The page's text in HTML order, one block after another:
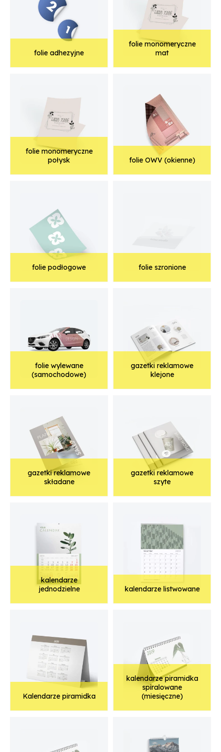
folie adhezyjne
folie monomeryczne
mat
folie monomeryczne
połysk
folie OWV (okienne)
folie podłogowe folie szronione
folie wylewane
(samochodowe)
gazetki reklamowe
klejone
gazetki reklamowe
składane
gazetki reklamowe
szyte
kalendarze
jednodzielne
kalendarze listwowane
Kalendarze piramidka
kalendarze piramidka
spiralowane
(miesięczne)